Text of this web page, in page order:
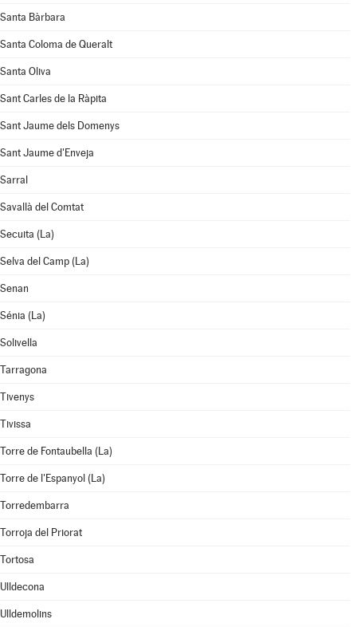
Santa Bàrbara
Santa Coloma de Queralt
Santa Oliva
Sant Carles de la Ràpita
Sant Jaume dels Domenys
Sant Jaume d'Enveja
Sarral
Savallà del Comtat
Secuita (La)
Selva del Camp (La)
Senan
Sénia (La)
Solivella
Tarragona
Tivenys
Tivissa
Torre de Fontaubella (La)
Torre de l'Espanyol (La)
Torredembarra
Torroja del Priorat
Tortosa
Ulldecona
Ulldemolins